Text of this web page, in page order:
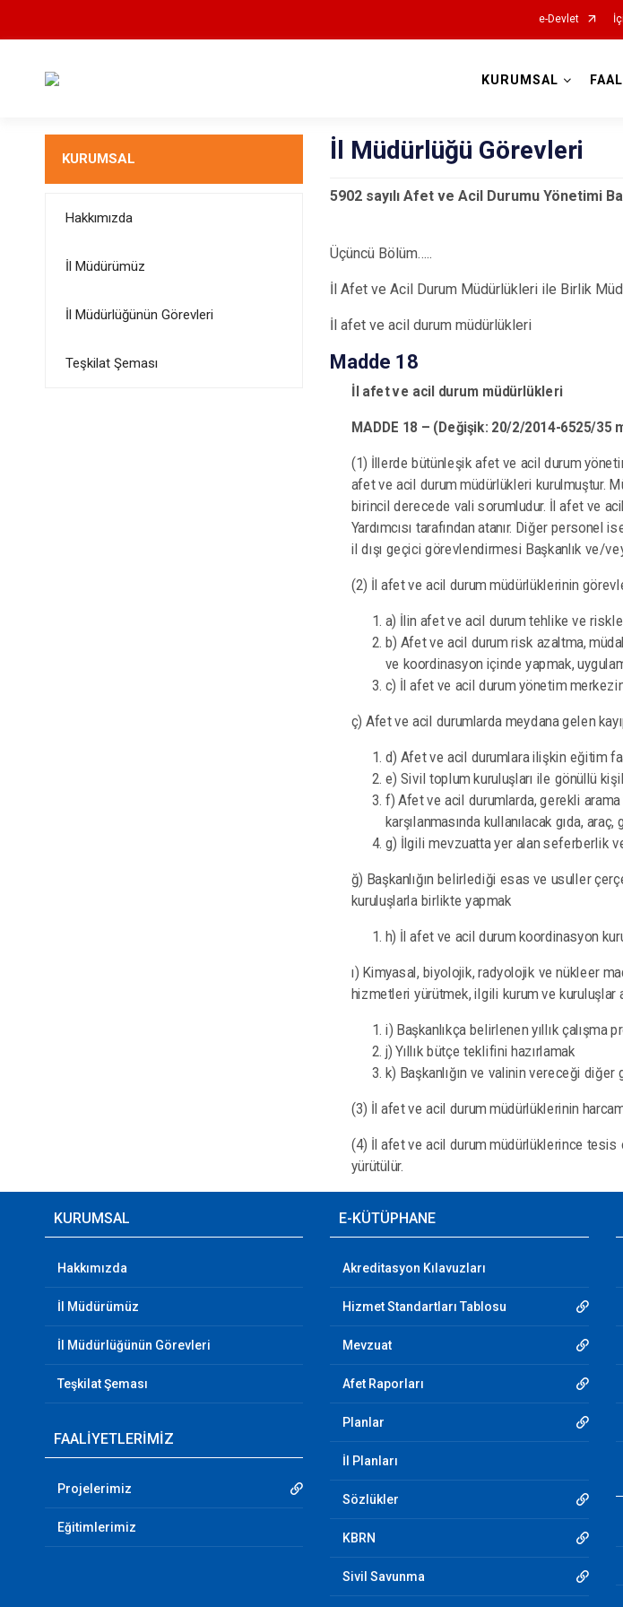
e-Devlet
KURUMSAL
KURUMSAL
Hakkımızda
İl Müdürümüz
İl Müdürlüğünün Görevleri
Teşkilat Şeması
İl Müdürlüğü Görevleri
5902 sayılı Afet ve Acil Durumu Yönetimi
Üçüncü Bölüm…..
İl Afet ve Acil Durum Müdürlükleri ile Birlik
İl afet ve acil durum müdürlükleri
Madde 18
İl afet ve acil durum müdürlükleri
MADDE 18 – (Değişik: 20/2/2014-6525/35
(1) İllerde bütünleşik afet ve acil durum
afet ve acil durum müdürlükleri kurulmuştur.
birincil derecede vali sorumludur. İl afet ve
Yardımcısı tarafından atanır. Diğer
il dışı geçici görevlendirmesi Başkanlık ve/
(2) İl afet ve acil durum müdürlüklerinin
a) İlin afet ve acil durum tehlike ve
b) Afet ve acil durum risk azaltma,
ve koordinasyon içinde yapmak,
c) İl afet ve acil durum yönetim
ç) Afet ve acil durumlarda meydana gelen
d) Afet ve acil durumlara ilişkin eğitim
e) Sivil toplum kuruluşları ile gönüllü
f) Afet ve acil durumlarda, gerekli arama
karşılanmasında kullanılacak gıda,
g) İlgili mevzuatta yer alan seferberlik
ğ) Başkanlığın belirlediği esas ve usuller
kuruluşlarla birlikte yapmak
h) İl afet ve acil durum koordinasyon
ı) Kimyasal, biyolojik, radyolojik ve nükleer
hizmetleri yürütmek, ilgili kurum ve
i) Başkanlıkça belirlenen yıllık çalışma
j) Yıllık bütçe teklifini hazırlamak
k) Başkanlığın ve valinin vereceği diğer
(3) İl afet ve acil durum müdürlüklerinin
(4) İl afet ve acil durum müdürlüklerince tesis
yürütülür.
KURUMSAL
Hakkımızda
İl Müdürümüz
İl Müdürlüğünün Görevleri
Teşkilat Şeması
FAALİYETLERİMİZ
Projelerimiz
Eğitimlerimiz
E-KÜTÜPHANE
Akreditasyon Kılavuzları
Hizmet Standartları Tablosu
Mevzuat
Afet Raporları
Planlar
İl Planları
Sözlükler
KBRN
Sivil Savunma